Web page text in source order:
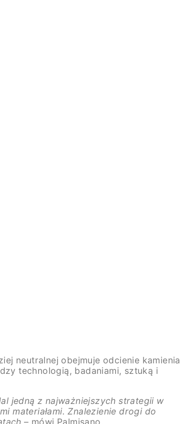
neutralnej obejmuje odcienie kamienia
technologią, badaniami, sztuką i
jedną z najważniejszych strategii w
materiałami. Znalezienie drogi do
– mówi Palmisano.